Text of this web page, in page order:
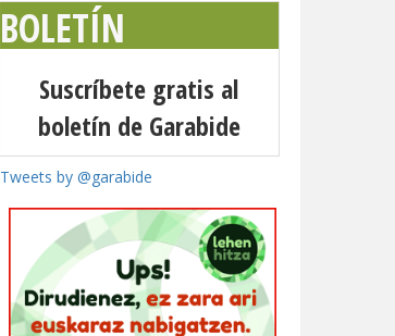
BOLETÍN
Suscríbete gratis al
boletín de Garabide
Tweets by @garabide